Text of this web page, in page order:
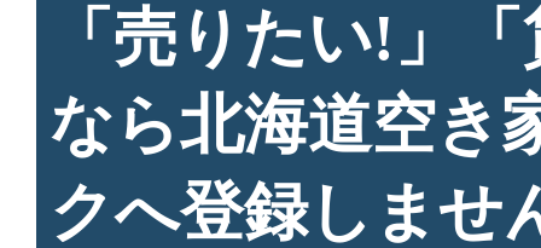
「売りたい!」
なら北海道空き
クへ登録しませ